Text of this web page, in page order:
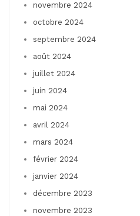
novembre 2024
octobre 2024
septembre 2024
août 2024
juillet 2024
juin 2024
mai 2024
avril 2024
mars 2024
février 2024
janvier 2024
décembre 2023
novembre 2023